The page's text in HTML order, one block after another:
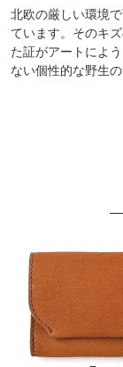
北欧の厳しい環境
ています。そのキ
た証がアートによ
ない個性的な野生